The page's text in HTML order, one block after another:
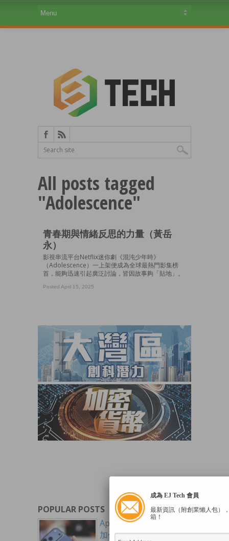
All posts tagged
"Adolescence"
青春期與情緒反思的力量（黃岳
永）
影視串流平台Netflix迷你劇《混沌少年時》
（Adolescence）一上架便成為全球最熱門影集榜
首，能夠迅速引起廣泛討論，皆因故事夠「貼地」。
Posted April 15, 2025
POPULAR POSTS
Apple新品｜新iPhone傳
加價最多1560元
成為 EJ Tech 會員
最新資訊（附創業懶人包）
箱！